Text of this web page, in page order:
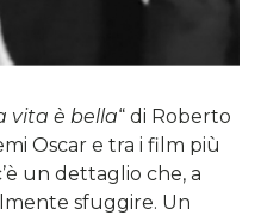
vita è bella“ di Roberto
Oscar e tra i film più
un dettaglio che, a
sfuggire. Un